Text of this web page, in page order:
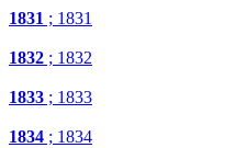
1831 ; 1831
1832 ; 1832
1833 ; 1833
1834 ; 1834